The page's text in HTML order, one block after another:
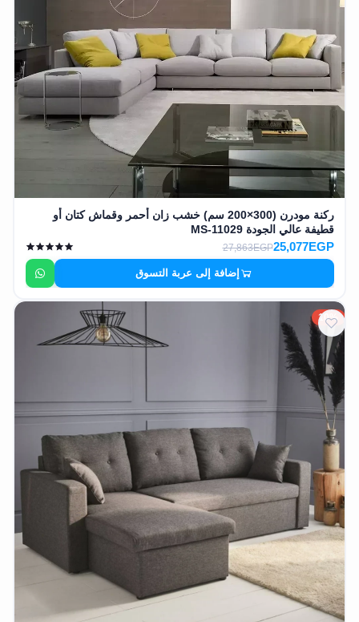
ركنة مودرن (300×200 سم) خشب زان أحمر وقماش كتان أو
قطيفة عالي الجودة MS-11029
25,077EGP
27,863EGP
إضافة إلى عربة التسوق
10%